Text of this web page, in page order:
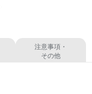
注意事項・
その他